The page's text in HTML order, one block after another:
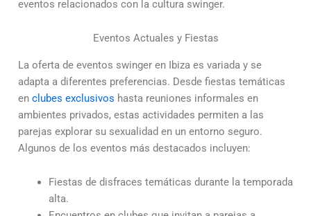
eventos relacionados con la cultura swinger.
Eventos Actuales y Fiestas
La oferta de eventos swinger en Ibiza es variada y se
adapta a diferentes preferencias. Desde fiestas temáticas
en clubes exclusivos hasta reuniones informales en
ambientes privados, estas actividades permiten a las
parejas explorar su sexualidad en un entorno seguro.
Algunos de los eventos más destacados incluyen:
Fiestas de disfraces temáticas durante la temporada
alta.